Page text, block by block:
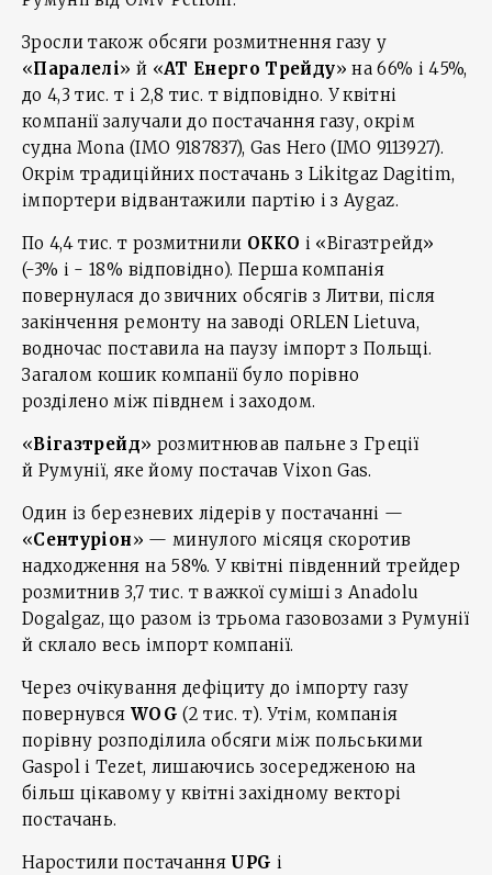
Зросли також обсяги розмитнення газу у
«Паралелі» й «АТ Енерго Трейду» на 66% і 45%,
до 4,3 тис. т і 2,8 тис. т відповідно. У квітні
компанії залучали до постачання газу, окрім
судна Mona (IMO 9187837), Gas Hero (IMO 9113927).
Окрім традиційних постачань з Likitgaz Dagitim,
імпортери відвантажили партію і з Aygaz.
По 4,4 тис. т розмитнили ОККО і «Вігазтрейд»
(-3% і - 18% відповідно). Перша компанія
повернулася до звичних обсягів з Литви, після
закінчення ремонту на заводі ORLEN Lietuva,
водночас поставила на паузу імпорт з Польщі.
Загалом кошик компанії було порівно
розділено між півднем і заходом.
«Вігазтрейд» розмитнював пальне з Греції
й Румунії, яке йому постачав Vixon Gas.
Один із березневих лідерів у постачанні —
«Сентуріон» — минулого місяця скоротив
надходження на 58%. У квітні південний трейдер
розмитнив 3,7 тис. т важкої суміші з Anadolu
Dogalgaz, що разом із трьома газовозами з Румунії
й склало весь імпорт компанії.
Через очікування дефіциту до імпорту газу
повернувся WOG (2 тис. т). Утім, компанія
порівну розподілила обсяги між польськими
Gaspol і Tezet, лишаючись зосередженою на
більш цікавому у квітні західному векторі
постачань.
Наростили постачання UPG і